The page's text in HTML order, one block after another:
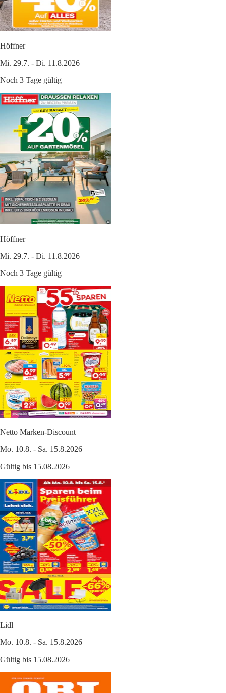
Höffner
Mi. 29.7. - Di. 11.8.2026
Noch 3 Tage gültig
Höffner
Mi. 29.7. - Di. 11.8.2026
Noch 3 Tage gültig
Netto Marken-Discount
Mo. 10.8. - Sa. 15.8.2026
Gültig bis 15.08.2026
Lidl
Mo. 10.8. - Sa. 15.8.2026
Gültig bis 15.08.2026